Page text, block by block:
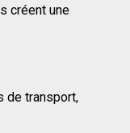
créent une
de transport,